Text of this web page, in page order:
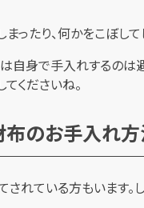
ったり、何かをこぼし
身で手入れするのは
くださいね。
布のお手入れ
れている方もいます。